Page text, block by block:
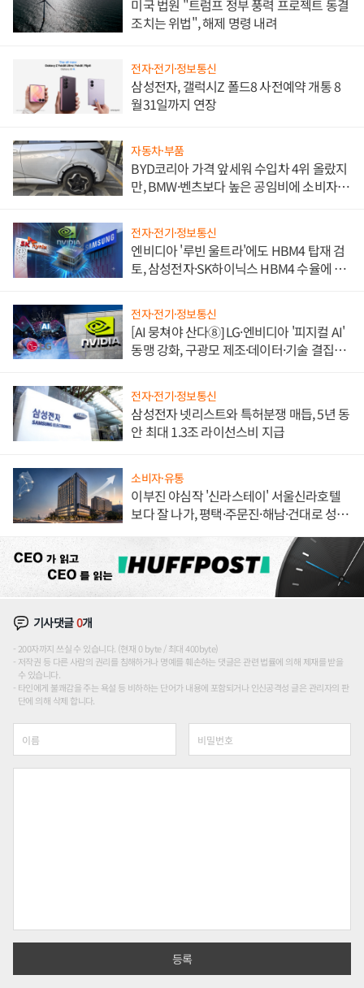
미국 법원 "트럼프 정부 풍력 프로젝트 동결
조치는 위법", 해제 명령 내려
전자·전기·정보통신
삼성전자, 갤럭시Z 폴드8 사전예약 개통 8
월31일까지 연장
자동차·부품
BYD코리아 가격 앞세워 수입차 4위 올랐지
만, BMW·벤츠보다 높은 공임비에 소비자
전자·전기·정보통신
엔비디아 '루빈 울트라'에도 HBM4 탑재 검
토, 삼성전자·SK하이닉스 HBM4 수율에 주
전자·전기·정보통신
[AI 뭉쳐야 산다⑧] LG·엔비디아 '피지컬 AI'
동맹 강화, 구광모 제조·데이터·기술 결집
전자·전기·정보통신
삼성전자 넷리스트와 특허분쟁 매듭, 5년 동
안 최대 1.3조 라이선스비 지급
소비자·유통
이부진 야심작 '신라스테이' 서울신라호텔
보다 잘 나가, 평택·주문진·해남·건대로 성
기사댓글0개
200자까지 쓰실 수 있습니다. (현재 0 byte / 최대 400byte)
저작권 등 다른 사람의 권리를 침해하거나 명예를 훼손하는 댓글은 관련 법률에 의해 제재를 받을
수 있습니다.
타인에게 불쾌감을 주는 욕설 등 비하하는 단어가 내용에 포함되거나 인신공격성 글은 관리자의 판
단에 의해 삭제 합니다.